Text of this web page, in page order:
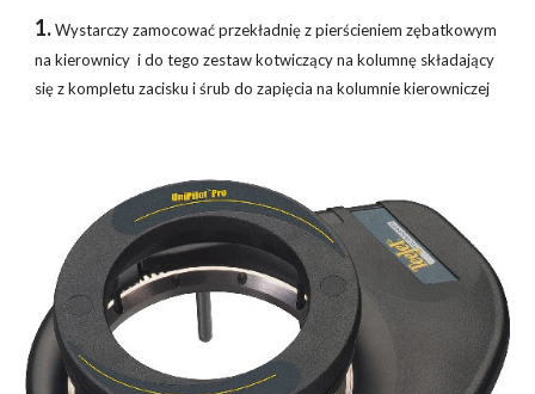
1.Wystarczy zamocować przekładnię z pierścieniem zębatkowym
na kierownicy i do tego zestaw kotwiczący na kolumnę składający
się z kompletu zacisku i śrub do zapięcia na kolumnie kierowniczej